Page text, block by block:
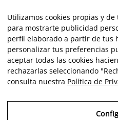
Utilizamos cookies propias y
para mostrarte publicidad
perfil elaborado a partir de tus
personalizar tus preferencias
aceptar todas las cookies
rechazarlas seleccionando
consulta nuestra Política de